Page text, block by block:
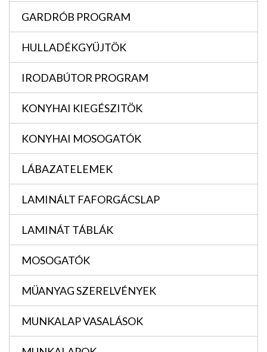
GARDRÓB PROGRAM
HULLADÉKGYÜJTÖK
IRODABÚTOR PROGRAM
KONYHAI KIEGÉSZITÖK
KONYHAI MOSOGATÓK
LÁBAZATELEMEK
LAMINÁLT FAFORGÁCSLAP
LAMINÁT TÁBLÁK
MOSOGATÓK
MÜANYAG SZERELVÉNYEK
MUNKALAP VASALÁSOK